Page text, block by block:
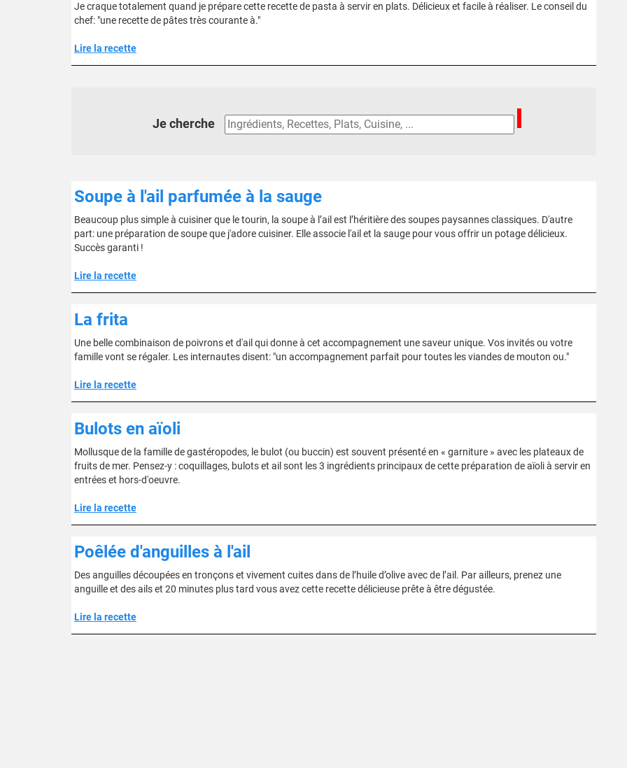
Je craque totalement quand je prépare cette recette de pasta à servir en plats. Délicieux et facile à réaliser. Le conseil du
chef: "une recette de pâtes très courante à."
Lire la recette
Je cherche
Soupe à l'ail parfumée à la sauge
Beaucoup plus simple à cuisiner que le tourin, la soupe à l’ail est l’héritière des soupes paysannes classiques. D'autre
part: une préparation de soupe que j'adore cuisiner. Elle associe l'ail et la sauge pour vous offrir un potage délicieux.
Succès garanti !
Lire la recette
La frita
Une belle combinaison de poivrons et d'ail qui donne à cet accompagnement une saveur unique. Vos invités ou votre
famille vont se régaler. Les internautes disent: "un accompagnement parfait pour toutes les viandes de mouton ou."
Lire la recette
Bulots en aïoli
Mollusque de la famille de gastéropodes, le bulot (ou buccin) est souvent présenté en « garniture » avec les plateaux de
fruits de mer. Pensez-y : coquillages, bulots et ail sont les 3 ingrédients principaux de cette préparation de aïoli à servir en
entrées et hors-d'oeuvre.
Lire la recette
Poêlée d'anguilles à l'ail
Des anguilles découpées en tronçons et vivement cuites dans de l’huile d’olive avec de l’ail. Par ailleurs, prenez une
anguille et des ails et 20 minutes plus tard vous avez cette recette délicieuse prête à être dégustée.
Lire la recette